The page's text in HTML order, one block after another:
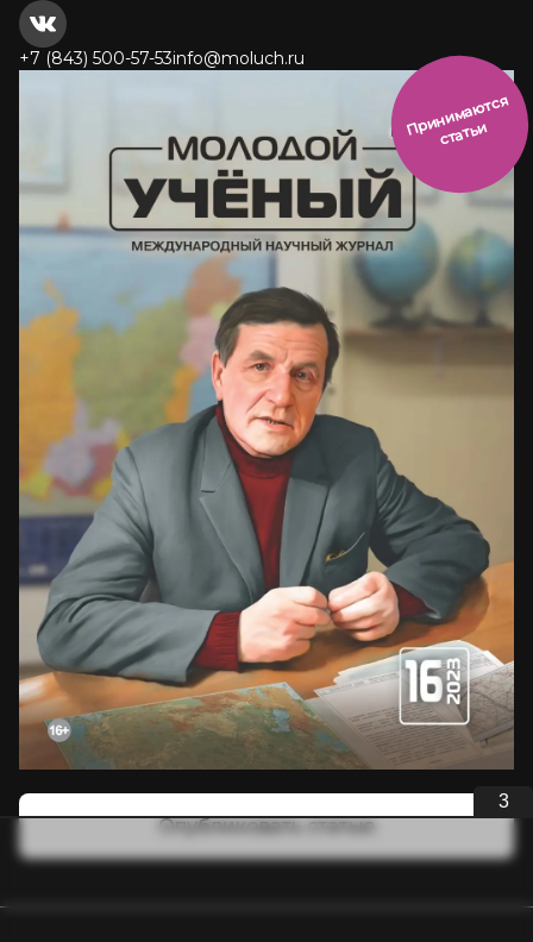
+7 (843) 500-57-53info@moluch.ru
П
р
и
н
и
м
а
ют
с
я
ст
ать
и
Опубликовать статью
3